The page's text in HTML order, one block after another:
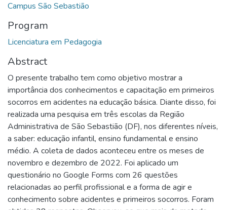
Campus São Sebastião
Program
Licenciatura em Pedagogia
Abstract
O presente trabalho tem como objetivo mostrar a
importância dos conhecimentos e capacitação em primeiros
socorros em acidentes na educação básica. Diante disso, foi
realizada uma pesquisa em três escolas da Região
Administrativa de São Sebastião (DF), nos diferentes níveis,
a saber: educação infantil, ensino fundamental e ensino
médio. A coleta de dados aconteceu entre os meses de
novembro e dezembro de 2022. Foi aplicado um
questionário no Google Forms com 26 questões
relacionadas ao perfil profissional e a forma de agir e
conhecimento sobre acidentes e primeiros socorros. Foram